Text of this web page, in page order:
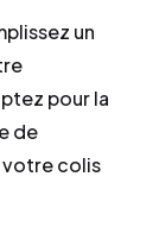
un
pour la
de
votre colis